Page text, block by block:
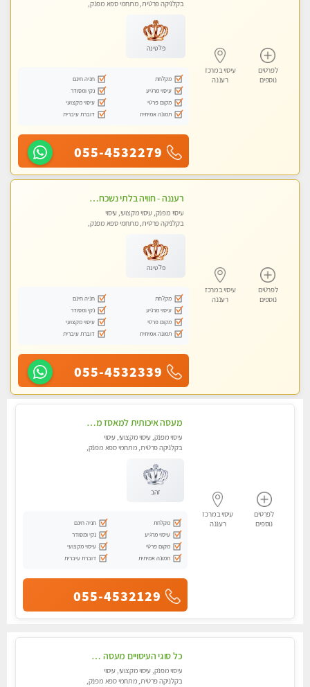
לפרטים
נוספים
עיסוי במרכז
רעננה
בקלניקה פרטית, מתחמי ספא מפנק,
פלטינה
מקלחת
חניה חינם
עיסוי מרגיע
נקי ומסודר
מקום פרטי
עיסוי מקצועי
תמונה אמיתית
דוברת עיברית
055-4532279
לפרטים
נוספים
עיסוי במרכז
רעננה
רעננה - חוויה בלתי נשכחת ומפנקת במיוחד
עיסוי מפנק, עיסוי מקצועי, עיסוי
בקלניקה פרטית, מתחמי ספא מפנק,
פלטינה
מקלחת
חניה חינם
עיסוי מרגיע
נקי ומסודר
מקום פרטי
עיסוי מקצועי
תמונה אמיתית
דוברת עיברית
055-4532339
לפרטים
נוספים
עיסוי במרכז
רעננה
מעסה איכותית למאסז מקצועי ומפנק לכל שרירי הגוף עיסוי מקצועי עיסוי לכל הגוף מכף רגל עד הראש . ללא מין
עיסוי מפנק, עיסוי מקצועי, עיסוי
בקלניקה פרטית, מתחמי ספא מפנק,
זהב
מקלחת
חניה חינם
עיסוי מרגיע
נקי ומסודר
מקום פרטי
עיסוי מקצועי
תמונה אמיתית
דוברת עיברית
055-4532129
כל סוגי העיסויים מעסה מקצועית ואיכותית פרטי!!!
עיסוי מפנק, עיסוי מקצועי, עיסוי
בקלניקה פרטית, מתחמי ספא מפנק,